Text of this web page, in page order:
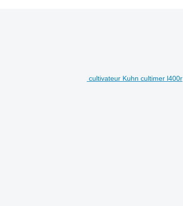
cultivateur Kuhn cultimer l400r